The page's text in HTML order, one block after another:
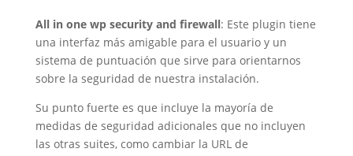
All in one wp security and firewall: Este plugin tiene
una interfaz más amigable para el usuario y un
sistema de puntuación que sirve para orientarnos
sobre la seguridad de nuestra instalación.
Su punto fuerte es que incluye la mayoría de
medidas de seguridad adicionales que no incluyen
las otras suites, como cambiar la URL de